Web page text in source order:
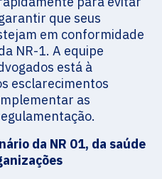
que seus
em conformidade
NR-1. A equipe
está à
esclarecimentos
as
da NR 01, da saúde